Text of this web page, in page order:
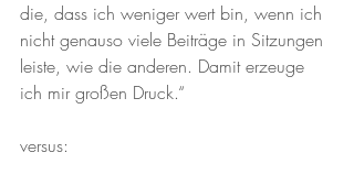
die, dass ich weniger wert bin, wenn ich
nicht genauso viele Beiträge in Sitzungen
leiste, wie die anderen. Damit erzeuge
ich mir großen Druck.“
versus: